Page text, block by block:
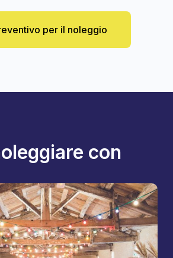
per il noleggio
con